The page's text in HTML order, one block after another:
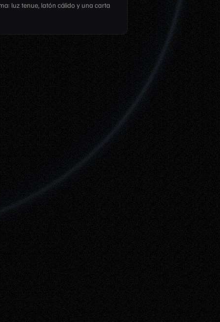
luz tenue, latón cálido y una carta